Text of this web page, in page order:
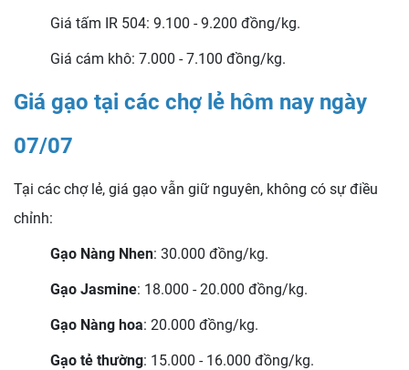
Giá tấm IR 504: 9.100 - 9.200 đồng/kg.
Giá cám khô: 7.000 - 7.100 đồng/kg.
Giá gạo tại các chợ lẻ hôm nay ngày
07/07
Tại các chợ lẻ, giá gạo vẫn giữ nguyên, không có sự điều
chỉnh:
Gạo Nàng Nhen: 30.000 đồng/kg.
Gạo Jasmine: 18.000 - 20.000 đồng/kg.
Gạo Nàng hoa: 20.000 đồng/kg.
Gạo tẻ thường: 15.000 - 16.000 đồng/kg.